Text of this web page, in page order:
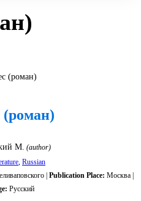
(роман)
М. (author)
, Russian
| Publication Place: Москва |
Русский